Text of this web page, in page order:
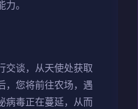
。
交谈，从天使处获取
，您将前往农场，遇
病毒正在蔓延，从而